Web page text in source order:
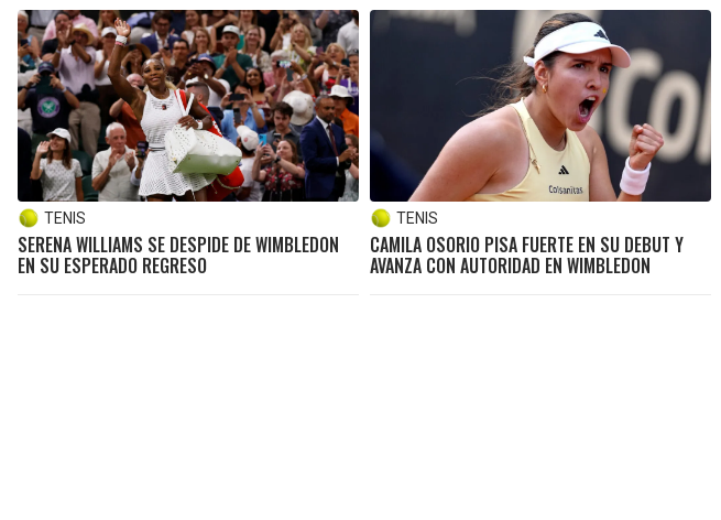
TENIS
SERENA WILLIAMS SE DESPIDE DE WIMBLEDON
EN SU ESPERADO REGRESO
TENIS
CAMILA OSORIO PISA FUERTE EN SU DEBUT Y
AVANZA CON AUTORIDAD EN WIMBLEDON